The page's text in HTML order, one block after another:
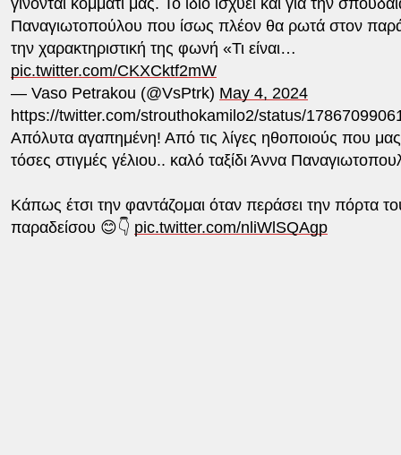
Παναγιωτοπούλου που ίσως πλέον θα ρωτά στον
την χαρακτηριστική της φωνή «Τι είναι…
pic.twitter.com/CKXCktf2mW
— Vaso Petrakou (@VsPtrk) May 4, 2024
https://twitter.com/strouthokamilo2/status/
Απόλυτα αγαπημένη! Από τις λίγες ηθοποιούς που
τόσες στιγμές γέλιου.. καλό ταξίδι Άννα
Κάπως έτσι την φαντάζομαι όταν περάσει την πόρτα
παραδείσου 😊👇 pic.twitter.com/nliWlSQAgp